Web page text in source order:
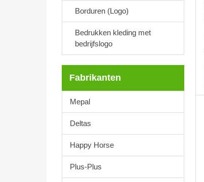
Borduren (Logo)
Bedrukken kleding met
bedrijfslogo
Fabrikanten
Mepal
Deltas
Happy Horse
Plus-Plus